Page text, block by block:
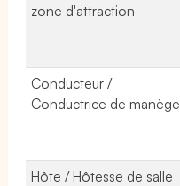
zone d'attraction
Conducteur /
Conductrice de manège
Hôte / Hôtesse de salle